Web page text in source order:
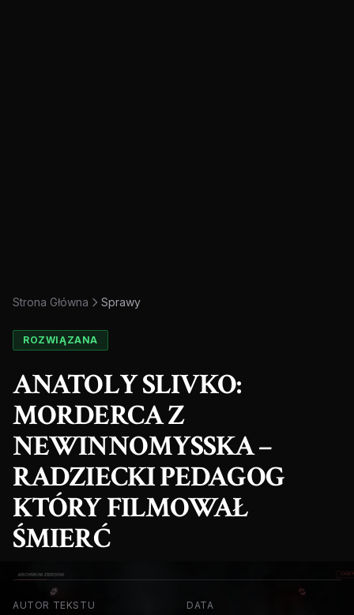
Strona Główna Sprawy
ROZWIĄZANA
ANATOLY SLIVKO:
MORDERCA Z
NEWINNOMYSSKA –
RADZIECKI PEDAGOG
KTÓRY FILMOWAŁ
ŚMIERĆ
AUTOR TEKSTU DATA